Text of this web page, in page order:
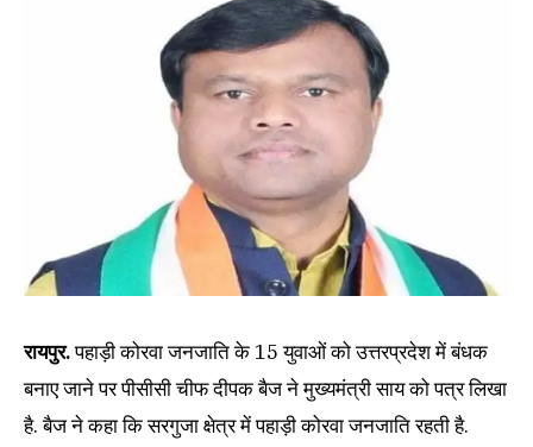
रायपुर.पहाड़ी कोरवा जनजाति के 15 युवाओं को उत्तरप्रदेश में बंधक
बनाए जाने पर पीसीसी चीफ दीपक बैज ने मुख्यमंत्री साय को पत्र लिखा
है. बैज ने कहा कि सरगुजा क्षेत्र में पहाड़ी कोरवा जनजाति रहती है.